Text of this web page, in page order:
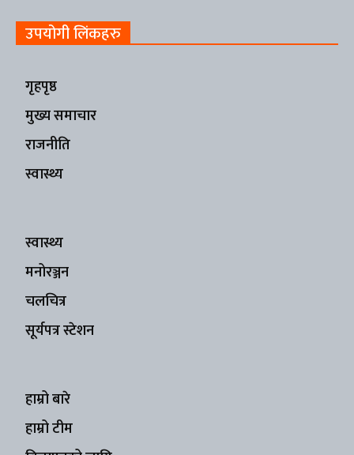
उपयोगी लिंकहरु
गृहपृष्ठ
मुख्य समाचार
राजनीति
स्वास्थ्य
स्वास्थ्य
मनोरञ्जन
चलचित्र
सूर्यपत्र स्टेशन
हाम्रो बारे
हाम्रो टीम